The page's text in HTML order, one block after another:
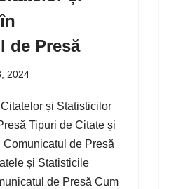
de Presă
2024
și Statisticilor
Tipuri de Citate și
de Presă
și Statisticile
de Presă Cum